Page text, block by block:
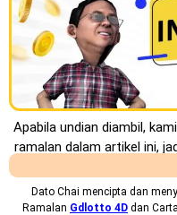
Apabila undian diambil,
ramalan dalam artikel ini,
Dato Chai mencipta dan
Ramalan Gdlotto 4D dan